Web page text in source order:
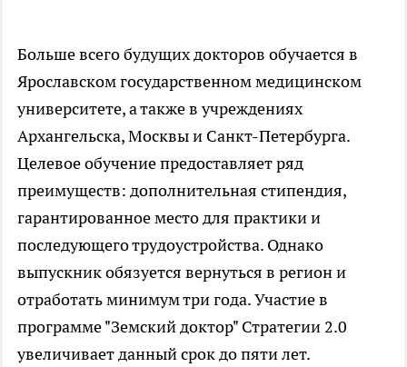
Больше всего будущих докторов обучается в
Ярославском государственном медицинском
университете, а также в учреждениях
Архангельска, Москвы и Санкт-Петербурга.
Целевое обучение предоставляет ряд
преимуществ: дополнительная стипендия,
гарантированное место для практики и
последующего трудоустройства. Однако
выпускник обязуется вернуться в регион и
отработать минимум три года. Участие в
программе "Земский доктор" Стратегии 2.0
увеличивает данный срок до пяти лет.